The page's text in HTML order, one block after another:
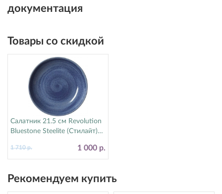
документация
Товары со скидкой
Салатник 21.5 см Revolution
Bluestone Steelite (Стилайт)
1 000 р.
1 710 р.
Рекомендуем купить